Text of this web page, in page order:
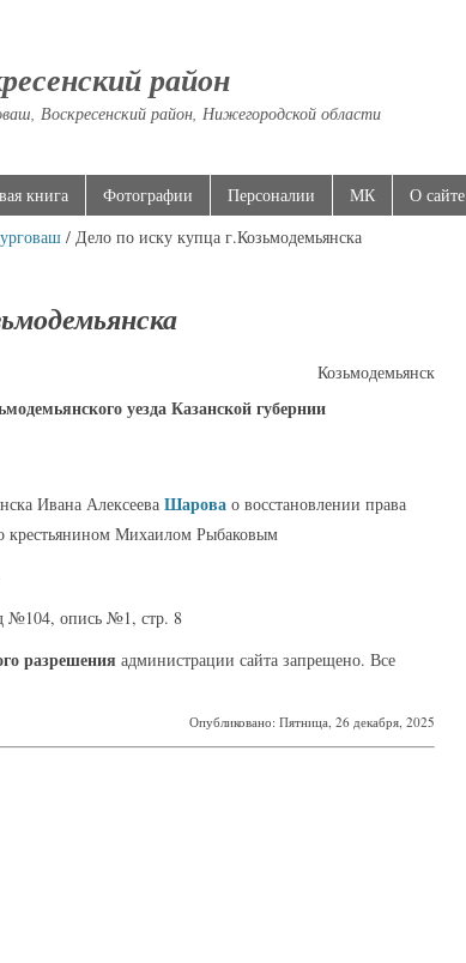
район
Воскресенский район, Нижегородской области
книга Фотографии Персоналии МК
О сайте
/ Дело по иску купца г.Козьмодемьянска
Козьмодемьянск
уезда Казанской губернии
Ивана Алексеева Шарова о восстановлении права
крестьянином Михаилом Рыбаковым
опись №1, стр. 8
разрешения администрации сайта запрещено. Все
Опубликовано: Пятница, 26 декабря, 2025